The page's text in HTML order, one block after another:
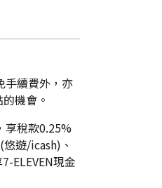
手續費外，亦
機會。
享稅款0.25%
遊/icash)、
ELEVEN現金